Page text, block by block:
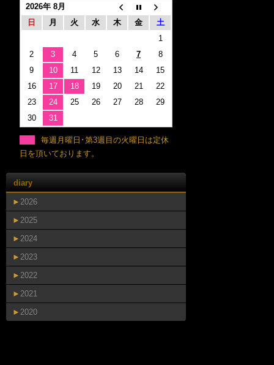
2026年 8月
日
月 火 水 木 金
土
1
2
3 4 5 6 7
8
9
10 11 12 13 14
15
16
17 18 19 20 21
22
23
24 25 26 27 28
29
30
31
毎週月曜日･第3週目の火曜日は定休
日を頂いております。
diary
► 2026
► 2025
► 2024
► 2023
► 2022
► 2021
► 2020